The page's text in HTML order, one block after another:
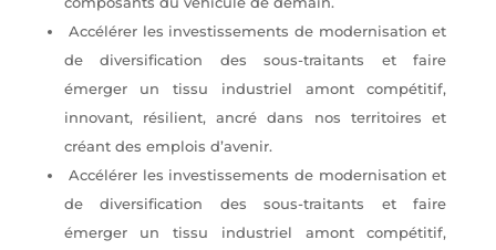
Accélérer les investissements de modernisation et
de diversification des sous-traitants et faire
émerger un tissu industriel amont compétitif,
innovant, résilient, ancré dans nos territoires et
créant des emplois d’avenir.
Accélérer les investissements de modernisation et
de diversification des sous-traitants et faire
émerger un tissu industriel amont compétitif,